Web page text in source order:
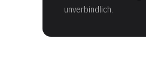
unverbindlich.